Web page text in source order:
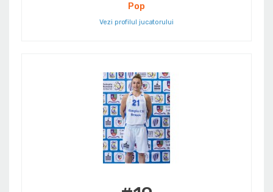
Pop
Vezi profilul jucatorului